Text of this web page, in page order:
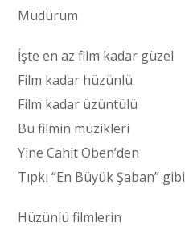
Müdürüm
İşte en az film kadar güzel
Film kadar hüzünlü
Film kadar üzüntülü
Bu filmin müzikleri
Yine Cahit Oben’den
Tıpkı “En Büyük Şaban” gibi
Hüzünlü filmlerin